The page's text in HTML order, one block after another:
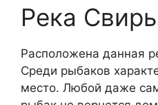
Река Свирь
Расположена данная
Среди рыбаков
место. Любой даже